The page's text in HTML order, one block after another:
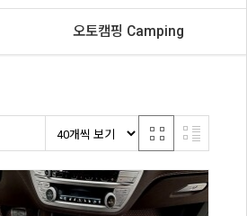
오토캠핑 Camping